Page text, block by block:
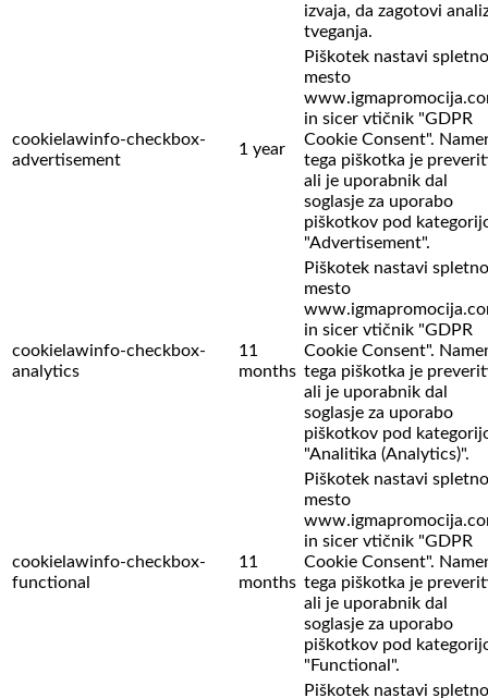
izvaja, da zagotovi
tveganja.
cookielawinfo-checkbox-
advertisement
1 year
Piškotek nastavi spletno
mesto
in sicer vtičnik "GDPR
Cookie Consent".
tega piškotka je
ali je uporabnik dal
soglasje za uporabo
piškotkov pod
"Advertisement".
cookielawinfo-checkbox-
analytics
11
months
Piškotek nastavi spletno
mesto
in sicer vtičnik "GDPR
Cookie Consent".
tega piškotka je
ali je uporabnik dal
soglasje za uporabo
piškotkov pod
"Analitika (Analytics)".
cookielawinfo-checkbox-
functional
11
months
Piškotek nastavi spletno
mesto
in sicer vtičnik "GDPR
Cookie Consent".
tega piškotka je
ali je uporabnik dal
soglasje za uporabo
piškotkov pod
"Functional".
Piškotek nastavi spletno